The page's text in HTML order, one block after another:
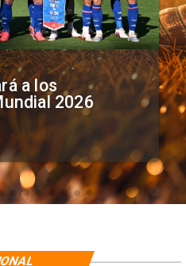
a los
2026